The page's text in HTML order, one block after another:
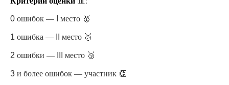
0 ошибок — место 🥇
1 ошибка — место 🥈
2 ошибки — место 🥉
3 и более ошибок — участник 👏